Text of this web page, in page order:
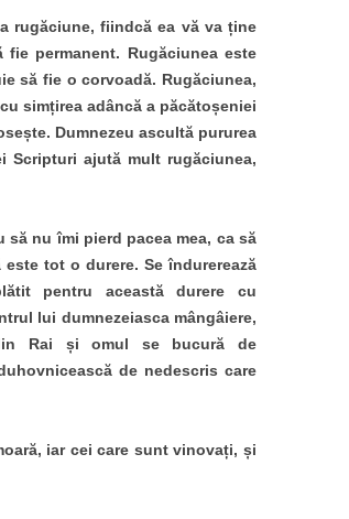
rugăciune, fiindcă ea vă va ține
permanent. Rugăciunea este
să fie o corvoadă. Rugăciunea,
simțirea adâncă a păcătoșeniei
Dumnezeu ascultă pururea
Scripturi ajută mult rugăciunea,
să nu îmi pierd pacea mea, ca să
tot o durere. Se îndurerează
pentru această durere cu
lui dumnezeiasca mângâiere,
Rai și omul se bucură de
de nedescris care
iar cei care sunt vinovați, și